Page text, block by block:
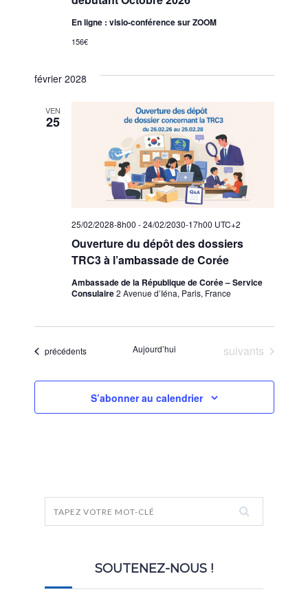
En ligne : visio-conférence sur ZOOM
156€
février 2028
VEN
25
Ouverture du dépôt des dossiers
TRC3 à l’ambassade de Corée
25/02/2028-8h00 -24/02/2030-17h00 UTC+2
Ambassade de la République de Corée – Service
Consulaire2 Avenue d’Iéna, Paris, France
Évènements
précédents Aujourd’hui Évènements
suivants
S’abonner au calendrier
SOUTENEZ-NOUS !